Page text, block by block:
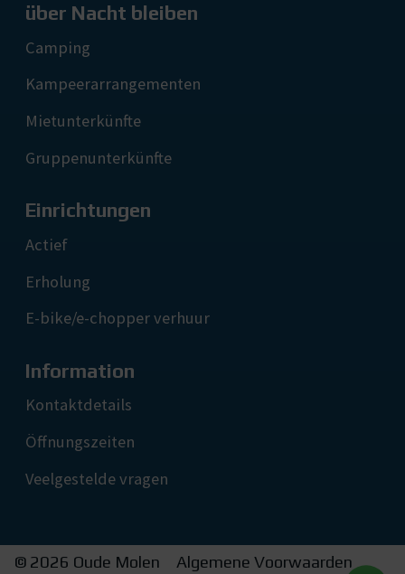
über Nacht bleiben
Camping
Kampeerarrangementen
Mietunterkünfte
Gruppenunterkünfte
Einrichtungen
Actief
Erholung
E-bike/e-chopper verhuur
Information
Kontaktdetails
Öffnungszeiten
Veelgestelde vragen
© 2026 Oude Molen Algemene Voorwaarden